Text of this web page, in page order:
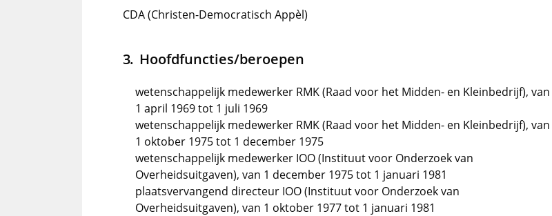
CDA (Christen-Democratisch Appèl)
Hoofdfuncties/beroepen
wetenschappelijk medewerker RMK (Raad voor het Midden- en Kleinbedrijf), van
1 april 1969 tot 1 juli 1969
wetenschappelijk medewerker RMK (Raad voor het Midden- en Kleinbedrijf), van
1 oktober 1975 tot 1 december 1975
wetenschappelijk medewerker IOO (Instituut voor Onderzoek van
Overheidsuitgaven), van 1 december 1975 tot 1 januari 1981
plaatsvervangend directeur IOO (Instituut voor Onderzoek van
Overheidsuitgaven), van 1 oktober 1977 tot 1 januari 1981